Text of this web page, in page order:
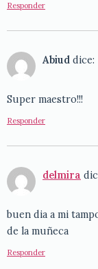
Responder
Abiud dice:
Super maestro!!!
Responder
delmira
buen dia a mi
de la muñeca
Responder